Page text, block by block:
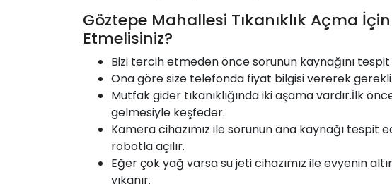
Göztepe Mahallesi Tıkanıklık Açma
Etmelisiniz?
Bizi tercih etmeden önce sorunun kaynağını
Ona göre size telefonda fiyat bilgisi vererek
Mutfak gider tıkanıklığında iki aşama vardır.İlk
gelmesiyle keşfeder.
Kamera cihazımız ile sorunun ana kaynağı
robotla açılır.
Eğer çok yağ varsa su jeti cihazımız ile evyenin
yıkanır.